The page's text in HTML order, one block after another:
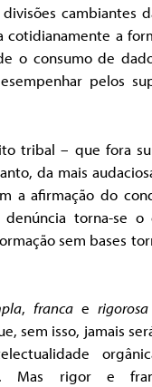
cambiantes
cotidianamente a
o consumo de
pelos
tribal – que fora
da mais
a afirmação do
torna-se o
sem bases
,franca e rigorosa
sem isso, jamais
Mas rigor e